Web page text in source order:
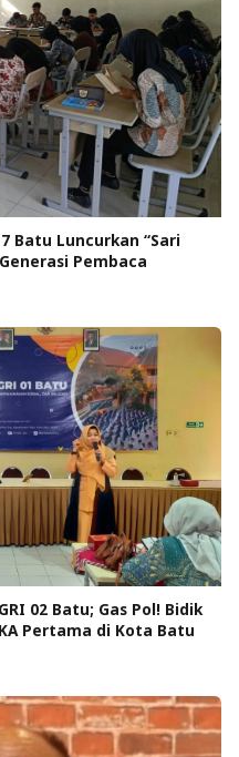
Batu Luncurkan “Sari
Pembaca
02 Batu; Gas Pol! Bidik
Pertama di Kota Batu